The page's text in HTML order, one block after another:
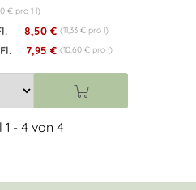
€ pro 1 l)
8,50 € (11,33 € pro l)
7,95 € (10,60 € pro l)
1 - 4 von 4